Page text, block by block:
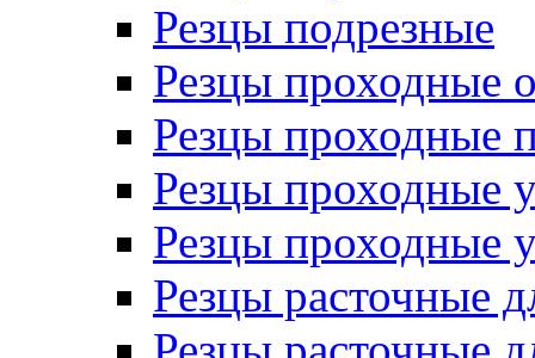
Резцы подрезные
Резцы проходные
Резцы проходные
Резцы проходные
Резцы проходные
Резцы расточные